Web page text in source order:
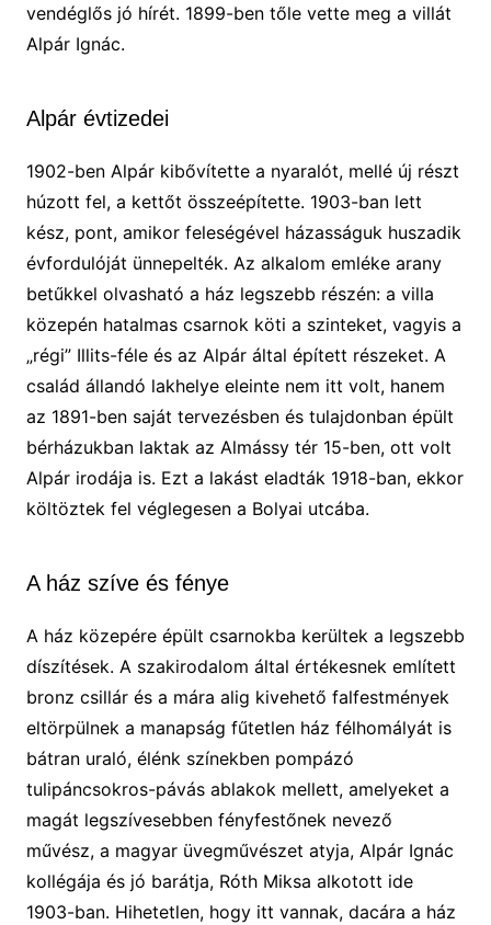
vendéglős jó hírét. 1899-ben tőle vette meg a villát
Alpár Ignác.
Alpár évtizedei
1902-ben Alpár kibővítette a nyaralót, mellé új részt
húzott fel, a kettőt összeépítette. 1903-ban lett
kész, pont, amikor feleségével házasságuk huszadik
évfordulóját ünnepelték. Az alkalom emléke arany
betűkkel olvasható a ház legszebb részén: a villa
közepén hatalmas csarnok köti a szinteket, vagyis a
„régi” Illits-féle és az Alpár által épített részeket. A
család állandó lakhelye eleinte nem itt volt, hanem
az 1891-ben saját tervezésben és tulajdonban épült
bérházukban laktak az Almássy tér 15-ben, ott volt
Alpár irodája is. Ezt a lakást eladták 1918-ban, ekkor
költöztek fel véglegesen a Bolyai utcába.
A ház szíve és fénye
A ház közepére épült csarnokba kerültek a legszebb
díszítések. A szakirodalom által értékesnek említett
bronz csillár és a mára alig kivehető falfestmények
eltörpülnek a manapság fűtetlen ház félhomályát is
bátran uraló, élénk színekben pompázó
tulipáncsokros-pávás ablakok mellett, amelyeket a
magát legszívesebben fényfestőnek nevező
művész, a magyar üvegművészet atyja, Alpár Ignác
kollégája és jó barátja, Róth Miksa alkotott ide
1903-ban. Hihetetlen, hogy itt vannak, dacára a ház